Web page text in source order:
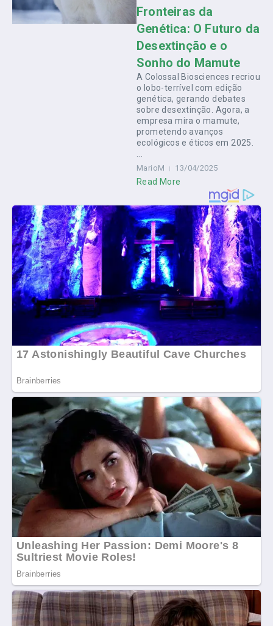
Fronteiras da
Genética: O Futuro da
Desextinção e o
Sonho do Mamute
A Colossal Biosciences recriou
o lobo-terrível com edição
genética, gerando debates
sobre desextinção. Agora, a
empresa mira o mamute,
prometendo avanços
ecológicos e éticos em 2025.
MarioM 13/04/2025
Read More